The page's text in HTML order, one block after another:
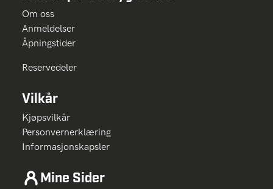
Om oss
Anmeldelser
Åpningstider
Reservedeler
Vilkår
Kjøpsvilkår
Personvernerklæring
Informasjonskapsler
Mine Sider